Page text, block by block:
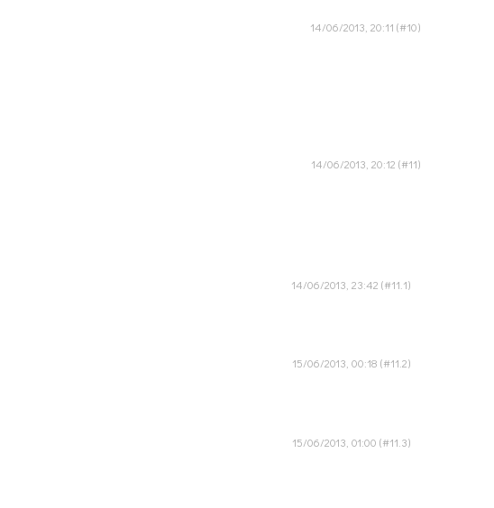
14/06/2013, 20:11
14/06/2013, 20:12
14/06/2013, 23:42
15/06/2013, 00:18
15/06/2013, 01:00